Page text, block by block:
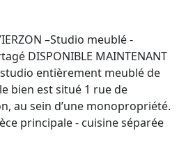
–Studio meublé -
DISPONIBLE MAINTENANT
entièrement meublé de
bien est situé 1 rue de
au sein d’une monopropriété.
principale - cuisine séparée